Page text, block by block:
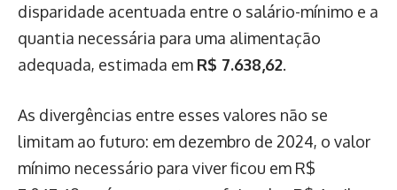
disparidade acentuada entre o salário-mínimo e a
quantia necessária para uma alimentação
adequada, estimada em R$ 7.638,62.
As divergências entre esses valores não se
limitam ao futuro: em dezembro de 2024, o valor
mínimo necessário para viver ficou em R$